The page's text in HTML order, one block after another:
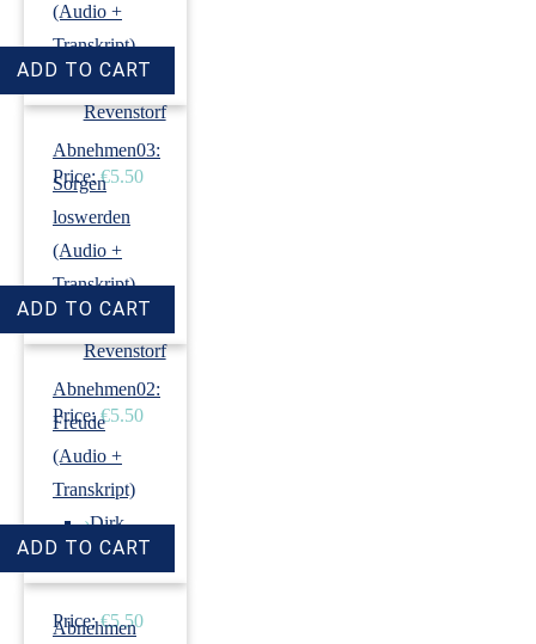
(Audio +
Transkript)
›Dirk
Revenstorf
Price: €5.50
Abnehmen03:
Sorgen
loswerden
(Audio +
Transkript)
›Dirk
Revenstorf
Price: €5.50
Abnehmen02:
Freude
(Audio +
Transkript)
›Dirk
Revenstorf
Price: €5.50
Abnehmen